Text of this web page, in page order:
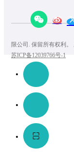
限公司. 保留所有权利
苏ICP备12039766号-1